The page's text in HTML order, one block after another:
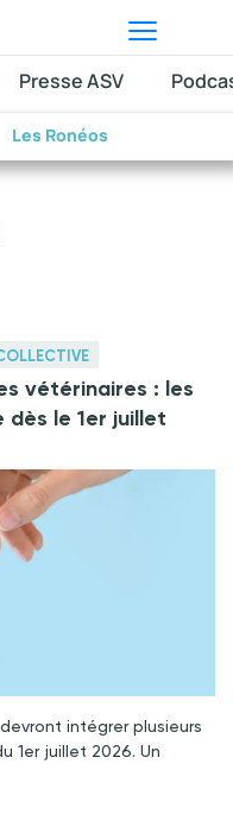
Les Ronéos
Presse ASV
vétérinaires : les
le 1er juillet
intégrer plusieurs
1er juillet 2026. Un